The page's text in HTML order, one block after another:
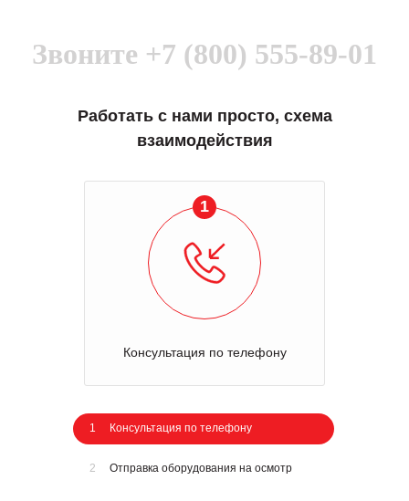
Звоните +7 (800) 555-89-01
Работать с нами просто, схема
взаимодействия
1
Консультация по телефону
1 Консультация по телефону
2 Отправка оборудования на осмотр